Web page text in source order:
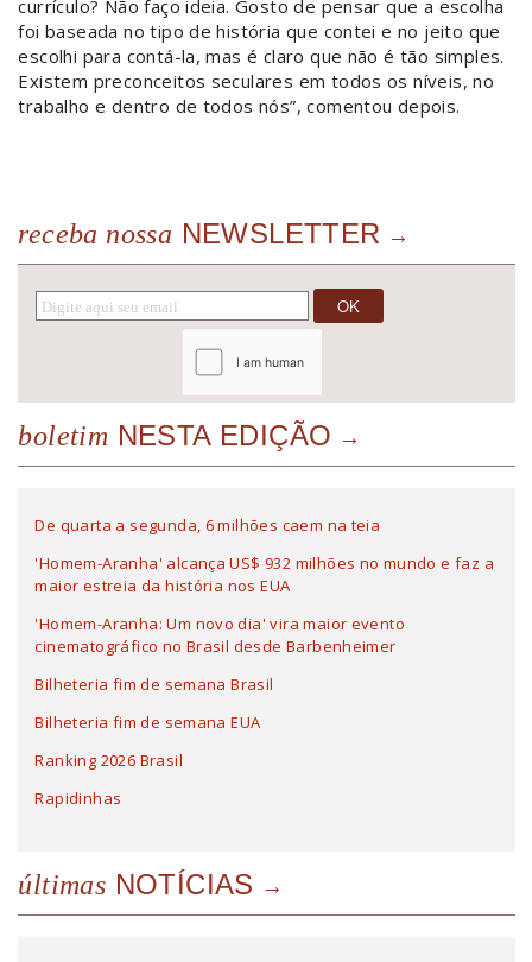
currículo? Não faço ideia. Gosto de pensar que a escolha
foi baseada no tipo de história que contei e no jeito que
escolhi para contá-la, mas é claro que não é tão simples.
Existem preconceitos seculares em todos os níveis, no
trabalho e dentro de todos nós”, comentou depois.
receba nossa NEWSLETTER
boletim NESTA EDIÇÃO
De quarta a segunda, 6 milhões caem na teia
'Homem-Aranha' alcança US$ 932 milhões no mundo e faz a
maior estreia da história nos EUA
'Homem-Aranha: Um novo dia' vira maior evento
cinematográfico no Brasil desde Barbenheimer
Bilheteria fim de semana Brasil
Bilheteria fim de semana EUA
Ranking 2026 Brasil
Rapidinhas
últimas NOTÍCIAS